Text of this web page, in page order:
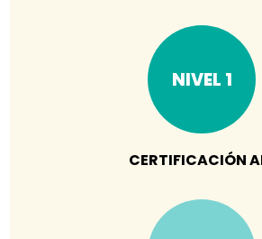
NIVEL 1
CERTIFICACIÓN